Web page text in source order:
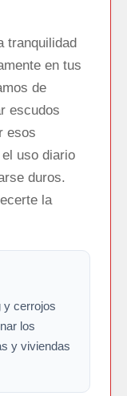
tranquilidad
en tus
de
escudos
esos
uso diario
duros.
la
y cerrojos
los
y viviendas